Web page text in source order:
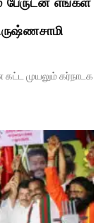
முயலும் கர்நாடக